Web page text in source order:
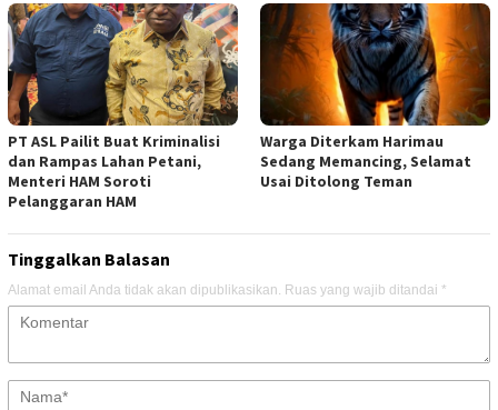
PT ASL Pailit Buat Kriminalisi
dan Rampas Lahan Petani,
Menteri HAM Soroti
Pelanggaran HAM
Warga Diterkam Harimau
Sedang Memancing, Selamat
Usai Ditolong Teman
Tinggalkan Balasan
Alamat email Anda tidak akan dipublikasikan. Ruas yang wajib ditandai *